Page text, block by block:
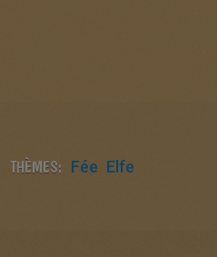
THÈMES: Fée Elfe